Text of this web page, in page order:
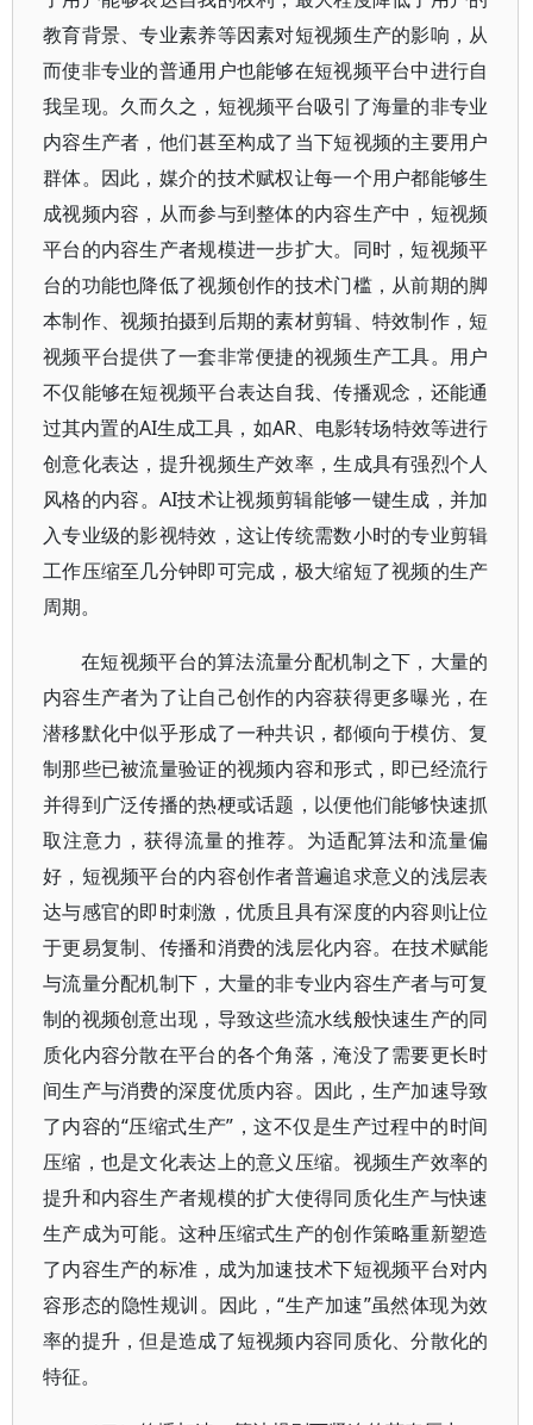
教育背景、专业素养等因素对短视频生产的影响，从
而使非专业的普通用户也能够在短视频平台中进行自
我呈现。久而久之，短视频平台吸引了海量的非专业
内容生产者，他们甚至构成了当下短视频的主要用户
群体。因此，媒介的技术赋权让每一个用户都能够生
成视频内容，从而参与到整体的内容生产中，短视频
平台的内容生产者规模进一步扩大。同时，短视频平
台的功能也降低了视频创作的技术门槛，从前期的脚
本制作、视频拍摄到后期的素材剪辑、特效制作，短
视频平台提供了一套非常便捷的视频生产工具。用户
不仅能够在短视频平台表达自我、传播观念，还能通
过其内置的AI生成工具，如AR、电影转场特效等进行
创意化表达，提升视频生产效率，生成具有强烈个人
风格的内容。AI技术让视频剪辑能够一键生成，并加
入专业级的影视特效，这让传统需数小时的专业剪辑
工作压缩至几分钟即可完成，极大缩短了视频的生产
周期。
在短视频平台的算法流量分配机制之下，大量的
内容生产者为了让自己创作的内容获得更多曝光，在
潜移默化中似乎形成了一种共识，都倾向于模仿、复
制那些已被流量验证的视频内容和形式，即已经流行
并得到广泛传播的热梗或话题，以便他们能够快速抓
取注意力，获得流量的推荐。为适配算法和流量偏
好，短视频平台的内容创作者普遍追求意义的浅层表
达与感官的即时刺激，优质且具有深度的内容则让位
于更易复制、传播和消费的浅层化内容。在技术赋能
与流量分配机制下，大量的非专业内容生产者与可复
制的视频创意出现，导致这些流水线般快速生产的同
质化内容分散在平台的各个角落，淹没了需要更长时
间生产与消费的深度优质内容。因此，生产加速导致
了内容的“压缩式生产”，这不仅是生产过程中的时间
压缩，也是文化表达上的意义压缩。视频生产效率的
提升和内容生产者规模的扩大使得同质化生产与快速
生产成为可能。这种压缩式生产的创作策略重新塑造
了内容生产的标准，成为加速技术下短视频平台对内
容形态的隐性规训。因此，“生产加速”虽然体现为效
率的提升，但是造成了短视频内容同质化、分散化的
特征。